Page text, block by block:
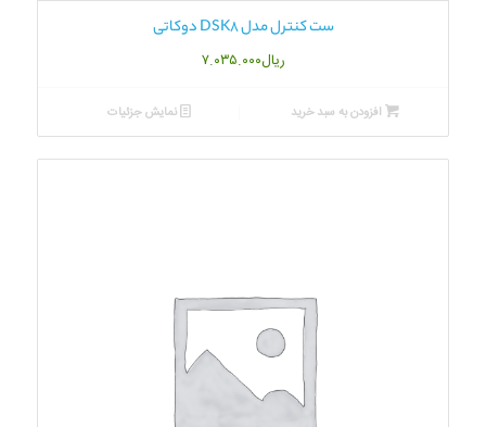
ست کنترل مدل DSK8 دوکاتی
ریال۷.۰۳۵.۰۰۰
افزودن به سبد خرید نمایش جزئیات